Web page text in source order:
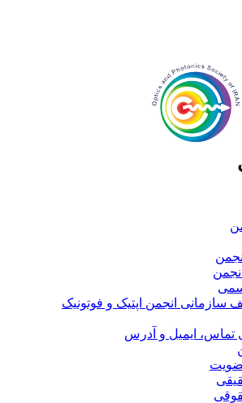
انجمن اپتیک و فوتونیک
ایمیل و آدرس